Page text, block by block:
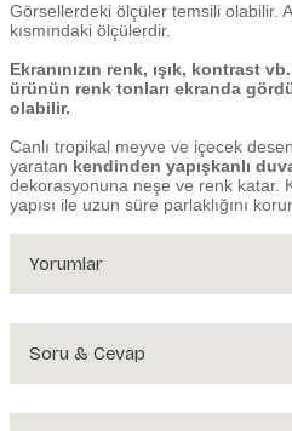
Görsellerdeki ölçüler temsili olabilir.
kısmındaki ölçülerdir.
Ekranınızın renk, ışık, kontrast
ürünün renk tonları ekranda
olabilir.
Canlı tropikal meyve ve içecek
yaratan kendinden yapışkanlı
dekorasyonuna neşe ve renk katar.
yapısı ile uzun süre parlaklığını korur.
Yorumlar
Soru & Cevap